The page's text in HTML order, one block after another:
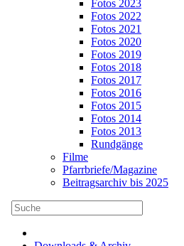
Fotos 2023
Fotos 2022
Fotos 2021
Fotos 2020
Fotos 2019
Fotos 2018
Fotos 2017
Fotos 2016
Fotos 2015
Fotos 2014
Fotos 2013
Rundgänge
Filme
Pfarrbriefe/Magazine
Beitragsarchiv bis 2025